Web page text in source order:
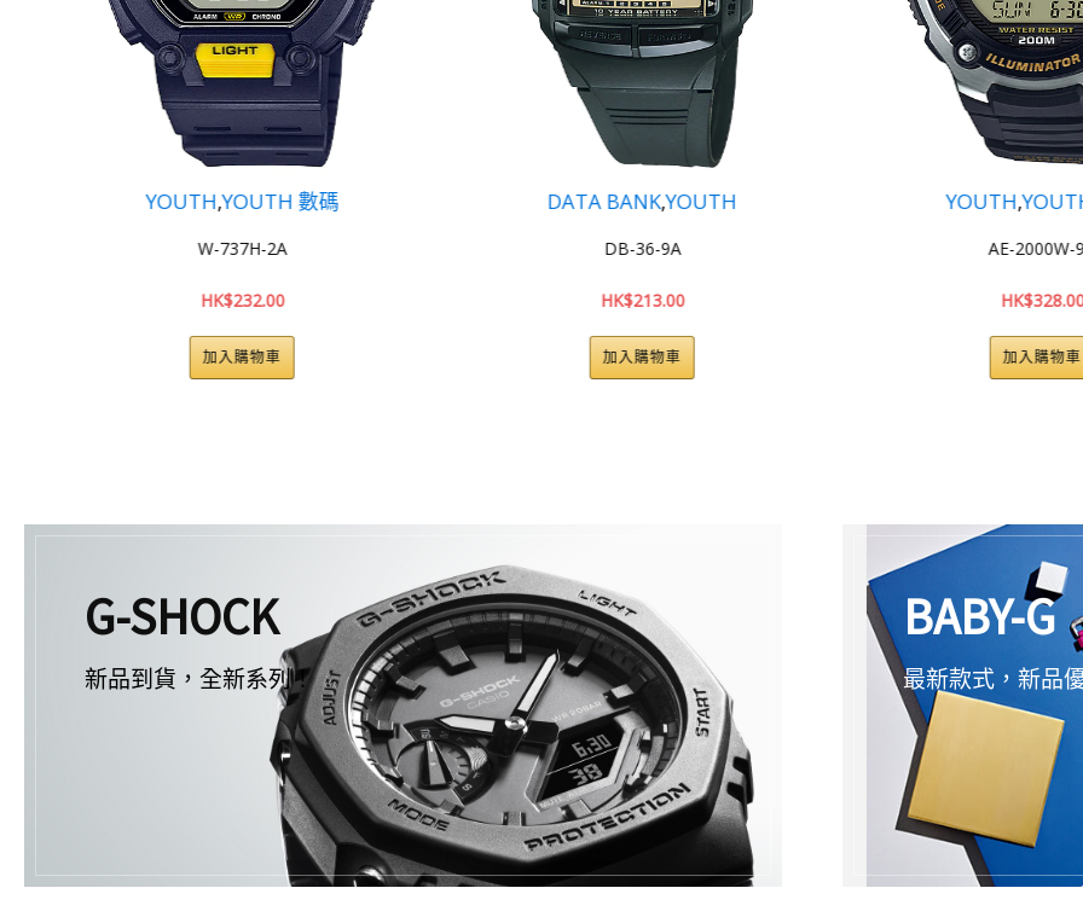
YOUTH,YOUTH 數碼
W-737H-2A
232.00
加入購物車
DATA BANK,YOUTH
DB-36-9A
213.00
加入購物車
YOUTH,YOUTH 數碼
AE-2000W-9A
328.00
加入購物車
G-SHOCK
新品到貨，全新系列！
BABY-G
最新款式，新品